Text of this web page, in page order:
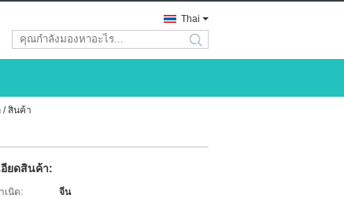
Thai
search
/ สินค้า
อียดสินค้า:
เนิด:
จีน